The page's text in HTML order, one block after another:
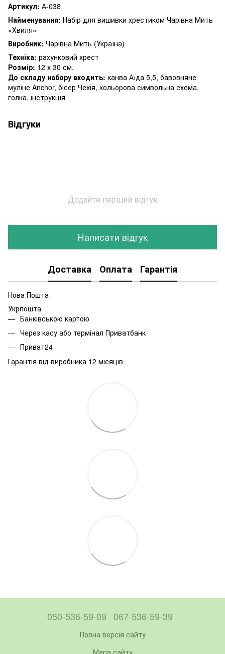
Артикул: А-038
Найменування: Набір для вишивки хрестиком Чарівна Мить
«Хвиля»
Виробник: Чарівна Мить (Україна)
Техніка: рахунковий хрест
Розмір: 12 х 30 см.
До складу набору входить: канва Аїда 5,5, бавовняне
муліне Anchor, бісер Чехія, кольорова символьна схема,
голка, інструкція
Відгуки
Додайте перший відгук
Написати відгук
Доставка Оплата Гарантія
Нова Пошта
Укрпошта
Банківською картою
Через касу або термінал Приватбанк
Приват24
Гарантія від виробника 12 місяців
050-536-59-09 067-536-59-39
Повна версія сайту
Мапа сайту